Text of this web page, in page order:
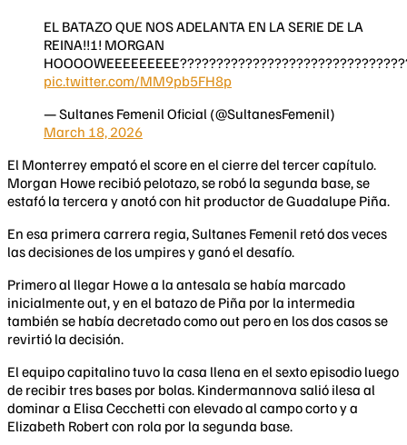
EL BATAZO QUE NOS ADELANTA EN LA SERIE DE LA
REINA!!!! MORGAN
pic.twitter.com/MM9pb5FH8p
— Sultanes Femenil Oficial (@SultanesFemenil)
March 18, 2026
El Monterrey empató el score en el cierre del tercer capítulo.
Morgan Howe recibió pelotazo, se robó la segunda base, se
estafó la tercera y anotó con hit productor de Guadalupe Piña.
En esa primera carrera regia, Sultanes Femenil retó dos veces
las decisiones de los umpires y ganó el desafío.
Primero al llegar Howe a la antesala se había marcado
inicialmente out, y en el batazo de Piña por la intermedia
también se había decretado como out pero en los dos casos se
revirtió la decisión.
El equipo capitalino tuvo la casa llena en el sexto episodio luego
de recibir tres bases por bolas. Kindermannova salió ilesa al
dominar a Elisa Cecchetti con elevado al campo corto y a
Elizabeth Robert con rola por la segunda base.